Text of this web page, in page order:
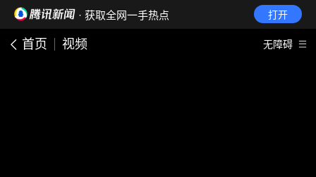
· 获取全网一手热点 打开
首页 视频 无障碍